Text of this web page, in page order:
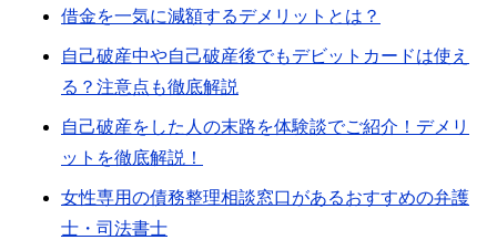
借金を一気に減額するデメリットとは？
自己破産中や自己破産後でもデビットカードは使え
る？注意点も徹底解説
自己破産をした人の末路を体験談でご紹介！デメリ
ットを徹底解説！
女性専用の債務整理相談窓口があるおすすめの弁護
士・司法書士